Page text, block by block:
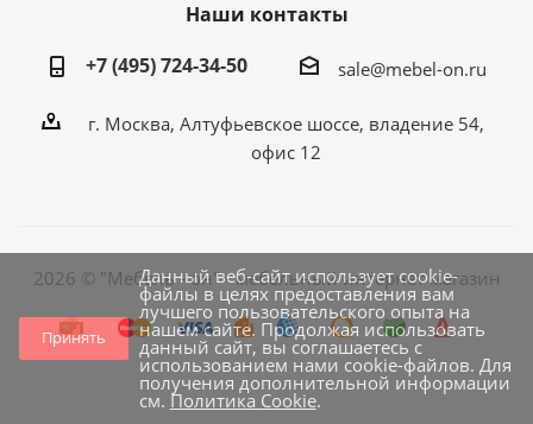
Наши контакты
+7 (495) 724-34-50
sale@mebel-on.ru
г. Москва, Алтуфьевское шоссе, владение 54,
офис 12
2026 © "Мебель - он" - мебельный интернет магазин
Принять
Данный веб-сайт использует cookie-
файлы в целях предоставления вам
лучшего пользовательского опыта на
нашем сайте. Продолжая использовать
данный сайт, вы соглашаетесь с
использованием нами cookie-файлов. Для
получения дополнительной информации
см. Политика Cookie.